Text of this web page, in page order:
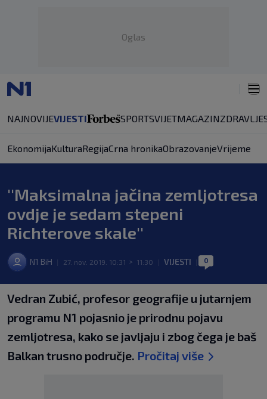
Oglas
NAJNOVIJEVIJESTI SPORTSVIJETMAGAZINZDRAVLJE
EkonomijaKulturaRegijaCrna hronikaObrazovanjeVrijeme
''Maksimalna jačina zemljotresa
ovdje je sedam stepeni
Richterove skale''
N1 BiH 27. nov. 2019. 10:31 > 11:30 VIJESTI 0
Vedran Zubić, profesor geografije u jutarnjem
programu N1 pojasnio je prirodnu pojavu
zemljotresa, kako se javljaju i zbog čega je baš
Balkan trusno područje. Pročitaj više